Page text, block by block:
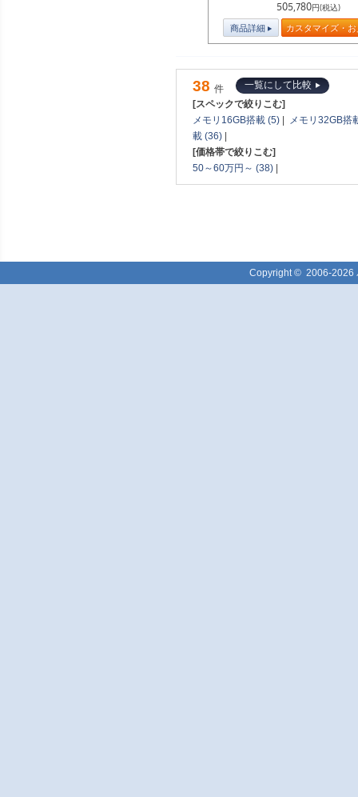
505,780円(税込)
商品詳細 カスタマイズ・
38 件
一覧にして比較
[スペックで絞りこむ]
メモリ16GB搭載 (5)
メモリ32GB搭
載 (36)
[価格帯で絞りこむ]
50～60万円～ (38)
Copyright © 2006-2026